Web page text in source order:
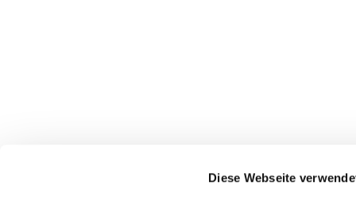
Diese Webseite